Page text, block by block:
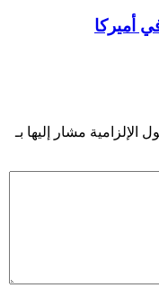
أميركا
الإلزامية مشار إليها بـ